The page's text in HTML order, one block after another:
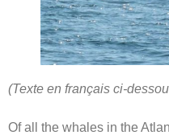
(Texte en français ci-
Of all the whales in the